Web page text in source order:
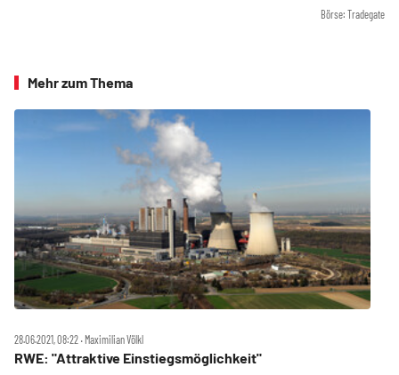
Börse: Tradegate
Mehr zum Thema
28.06.2021, 08:22 ‧ Maximilian Völkl
RWE: "Attraktive Einstiegsmöglichkeit"